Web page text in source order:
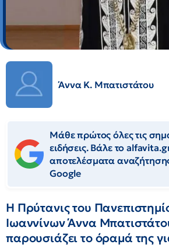
Άννα Κ. Μπατιστάτου
Μάθε πρώτος όλες τις
ειδήσεις. Βάλε το
αποτελέσματα
Google
Η Πρύτανις του
Ιωαννίνων Άννα
παρουσιάζει το όραμά της